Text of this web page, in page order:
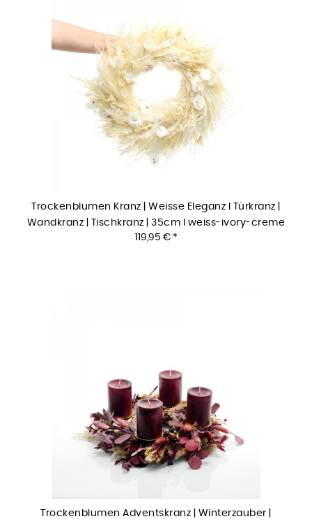
Trockenblumen Kranz | Weisse Eleganz I Türkranz |
Wandkranz | Tischkranz | 35cm I weiss-ivory-creme
119,95 € *
Trockenblumen Adventskranz | Winterzauber |